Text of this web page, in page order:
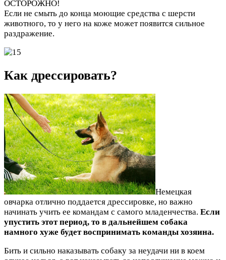
ОСТОРОЖНО!
Если не смыть до конца моющие средства с шерсти
животного, то у него на коже может появится сильное
раздражение.
Как дрессировать?
Немецкая
овчарка отлично поддается дрессировке, но важно
начинать учить ее командам с самого младенчества. Если
упустить этот период, то в дальнейшем собака
намного хуже будет воспринимать команды хозяина.
Бить и сильно наказывать собаку за неудачи ни в коем